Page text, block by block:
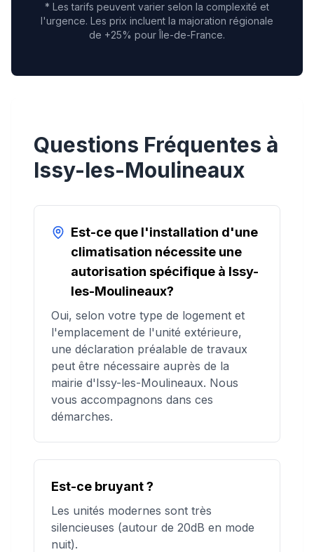
* Les tarifs peuvent varier selon la complexité et
l'urgence. Les prix incluent la majoration régionale
de +25% pour Île-de-France.
Questions Fréquentes à
Issy-les-Moulineaux
Est-ce que l'installation d'une
climatisation nécessite une
autorisation spécifique à Issy-
les-Moulineaux?
Oui, selon votre type de logement et
l'emplacement de l'unité extérieure,
une déclaration préalable de travaux
peut être nécessaire auprès de la
mairie d'Issy-les-Moulineaux. Nous
vous accompagnons dans ces
démarches.
Est-ce bruyant ?
Les unités modernes sont très
silencieuses (autour de 20dB en mode
nuit).